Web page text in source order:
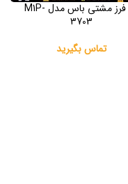
اور فرز مشتی باس مدل M1P-
3703
تماس بگیرید